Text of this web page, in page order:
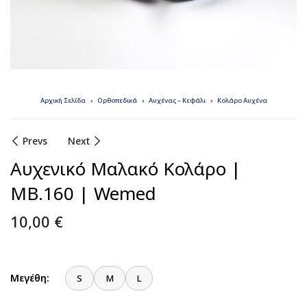
Αρχική Σελίδα Ορθοπεδικά Αυχένας – Κεφάλι Κολάρο Αυχένα
Prevs Next
Αυχενικό Μαλακό Κολάρο |
MB.160 | Wemed
10,00 €
Μεγέθη: S M L